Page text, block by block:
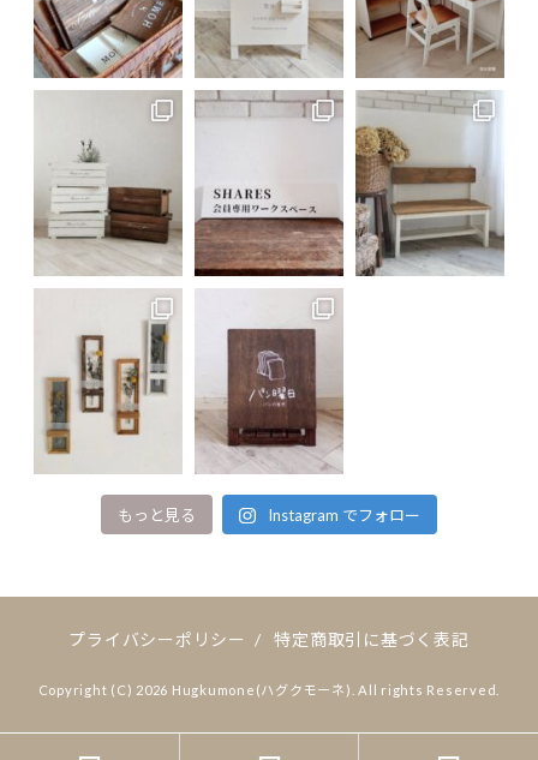
もっと見る Instagram でフォロー
プライバシーポリシー / 特定商取引に基づく表記
Copyright (C) 2026 Hugkumone(ハグクモーネ). All rights Reserved.